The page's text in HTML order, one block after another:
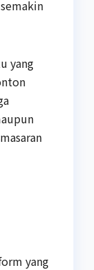
yang
yang